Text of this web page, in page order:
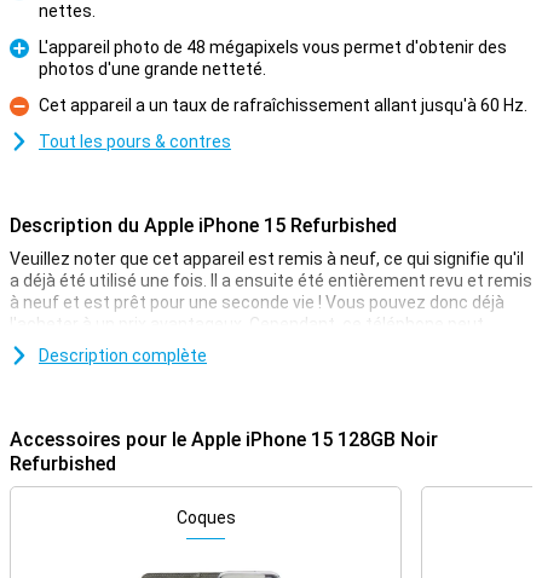
Pournettes.
Pour
L'appareil photo de 48 mégapixels vous permet d'obtenir des
photos d'une grande netteté.
Contre
Cet appareil a un taux de rafraîchissement allant jusqu'à 60 Hz.
Tout les pours & contres
Description du Apple iPhone 15 Refurbished
Veuillez noter que cet appareil est remis à neuf, ce qui signifie qu'il
a déjà été utilisé une fois. Il a ensuite été entièrement revu et remis
à neuf et est prêt pour une seconde vie ! Vous pouvez donc déjà
l'acheter à un prix avantageux. Cependant, ce téléphone peut
présenter de légers signes d'utilisation à l'extérieur.
journée. Apple a également ajouté une puce puissante pour une
meilleure expérience utilisateur. Vous cherchez un téléphone avec
un écran plus grand ? Dans ce cas, l'Apple iPhone 15 Plus vous
conviendra peut-être mieux.
Description complète
Accessoires pour le Apple iPhone 15 128GB Noir
Refurbished
Coques